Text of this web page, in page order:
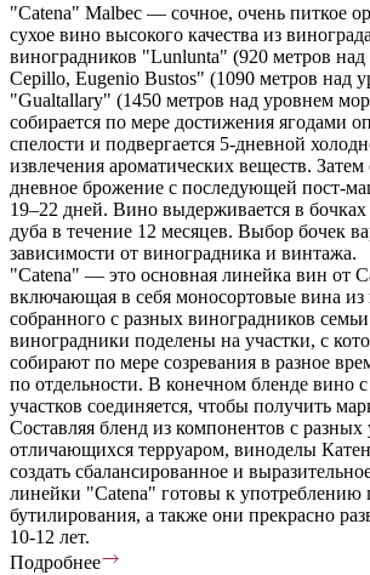
"Catena" Malbec — сочное, очень питкое
сухое вино высокого качества из
виноградников "Lunlunta" (920 метров
Cepillo, Eugenio Bustos" (1090 метров над
"Gualtallary" (1450 метров над уровнем
собирается по мере достижения ягодами
спелости и подвергается 5-дневной
извлечения ароматических веществ. Затем
дневное брожение с последующей пост-
19–22 дней. Вино выдерживается в бочках
дуба в течение 12 месяцев. Выбор бочек
зависимости от виноградника и винтажа.
"Catena" — это основная линейка вин от
включающая в себя моносортовые вина из
собранного с разных виноградников
виноградники поделены на участки, с
собирают по мере созревания в разное
по отдельности. В конечном бленде вино
участков соединяется, чтобы получить
Составляя бленд из компонентов с разных
отличающихся терруаром, виноделы
создать сбалансированное и
линейки "Catena" готовы к употреблению
бутилирования, а также они прекрасно
10-12 лет.
Подробнее